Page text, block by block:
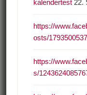
kalendertest 22.
https://
osts/
https://
s/